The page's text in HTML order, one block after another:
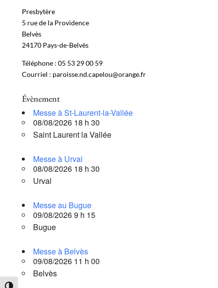
Presbytère
5 rue de la Providence
Belvès
24170 Pays-de-Belvès
Téléphone : 05 53 29 00 59
Courriel : paroisse.nd.capelou@orange.fr
Évènement
Messe à St-Laurent-la-Vallée
08/08/2026 18 h 30
Saint Laurent la Vallée
Messe à Urval
08/08/2026 18 h 30
Urval
Messe au Bugue
09/08/2026 9 h 15
Bugue
Messe à Belvès
09/08/2026 11 h 00
Belvès